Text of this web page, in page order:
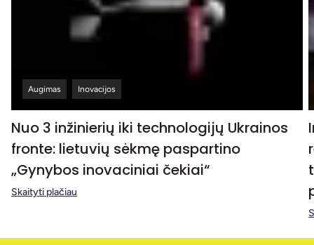
Augimas Inovacijos
Nuo 3 inžinierių iki technologijų Ukrainos
fronte: lietuvių sėkmę paspartino
„Gynybos inovaciniai čekiai“
Skaityti plačiau